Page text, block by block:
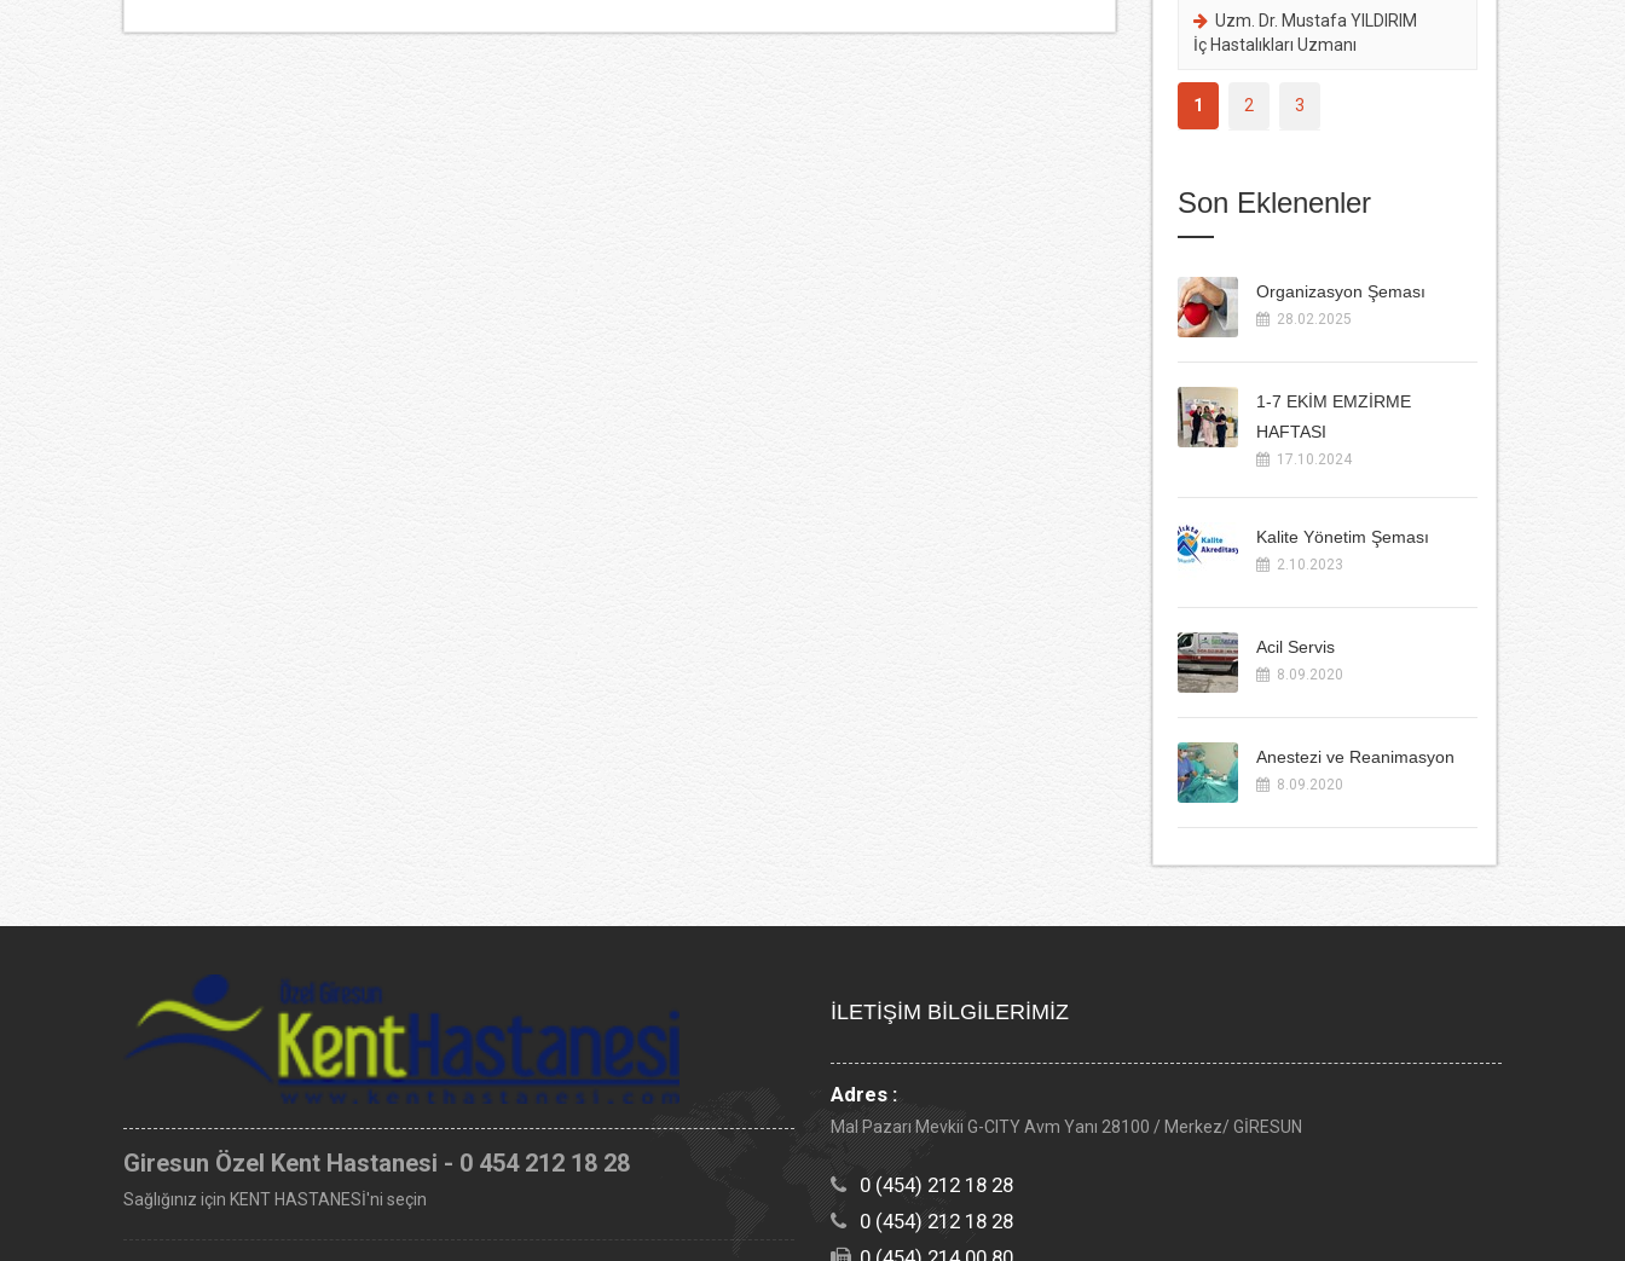
Uzm. Dr. Mustafa YILDIRIM
İç Hastalıkları Uzmanı
1 2 3
Son Eklenenler
Organizasyon Şeması
28.02.2025
1-7 EKİM EMZİRME
HAFTASI
17.10.2024
Kalite Yönetim Şeması
2.10.2023
Acil Servis
8.09.2020
Anestezi ve Reanimasyon
8.09.2020
Giresun Özel Kent Hastanesi - 0 454 212 18 28
Sağlığınız için KENT HASTANESİ'ni seçin
İLETİŞİM BİLGİLERİMİZ
Adres :
Mal Pazarı Mevkii G-CITY Avm Yanı 28100 / Merkez/ GİRESUN
0 (454) 212 18 28
0 (454) 212 18 28